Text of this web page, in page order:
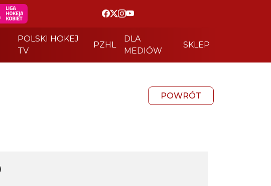
POLSKI HOKEJ
TV
PZHL
DLA
MEDIÓW
SKLEP
POWRÓT